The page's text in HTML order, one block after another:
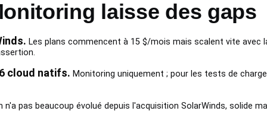
laisse des gaps
Les plans commencent à 15 $/mois mais scalent vite avec
cloud natifs. Monitoring uniquement ; pour les tests de
n'a pas beaucoup évolué depuis l'acquisition SolarWinds, solide